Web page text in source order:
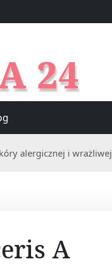
24
alergicznej i wrażliwej
A